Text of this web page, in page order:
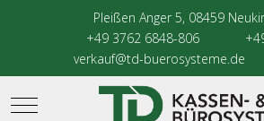
Pleißen Anger 5, 08459
+49 3762 6848-806
verkauf@td-buerosysteme.de
Mobile Menu Toggle